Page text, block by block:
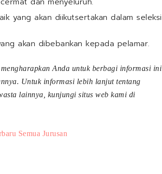
yang akan diikutsertakan dalam seleksi
akan dibebankan kepada pelamar.
Anda untuk berbagi informasi ini
Untuk informasi lebih lanjut tentang
lainnya, kunjungi situs web kami di
Semua Jurusan